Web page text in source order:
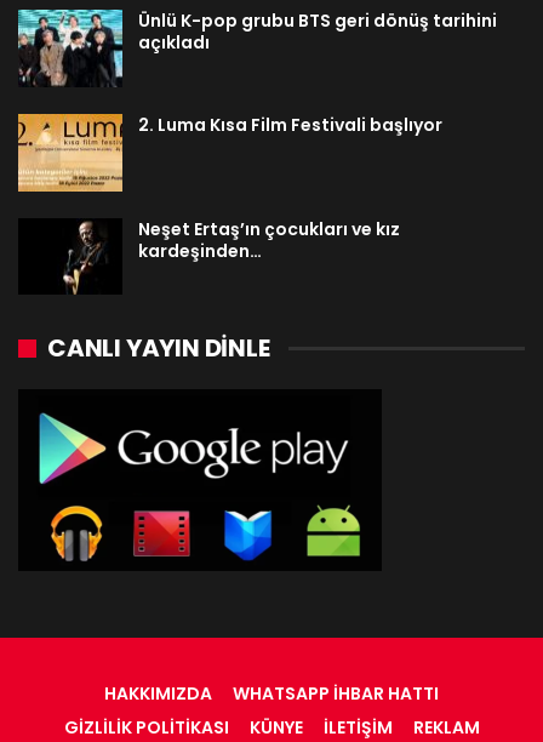
Ünlü K-pop grubu BTS geri dönüş tarihini
açıkladı
2. Luma Kısa Film Festivali başlıyor
Neşet Ertaş’ın çocukları ve kız
kardeşinden…
CANLI YAYIN DINLE
HAKKIMIZDA
WHATSAPP İHBAR HATTI
GIZLILIK POLITIKASI
KÜNYE İLETIŞIM REKLAM